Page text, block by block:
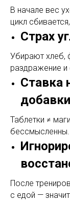
В начале вес
цикл
Страх
Убирают хлеб,
раздражение и
Ставка
Таблетки ≠
бессмысленны.
После
с едой —